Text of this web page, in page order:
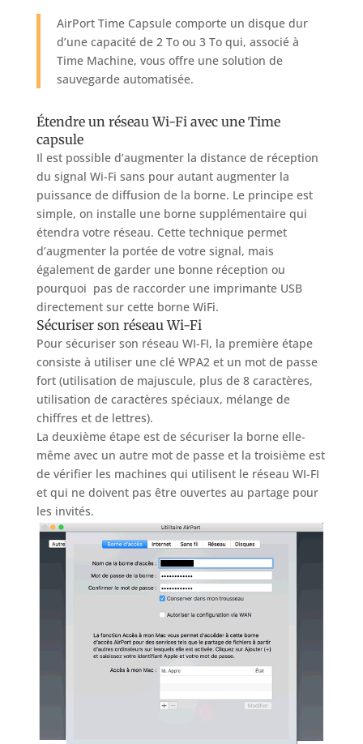
AirPort Time Capsule comporte un disque dur
d’une capacité de 2 To ou 3 To qui, associé à
Time Machine, vous offre une solution de
sauvegarde automatisée.
Étendre un réseau Wi-Fi avec une Time
capsule
Il est possible d’augmenter la distance de réception
du signal Wi-Fi sans pour autant augmenter la
puissance de diffusion de la borne. Le principe est
simple, on installe une borne supplémentaire qui
étendra votre réseau. Cette technique permet
d’augmenter la portée de votre signal, mais
également de garder une bonne réception ou
pourquoi pas de raccorder une imprimante USB
directement sur cette borne WiFi.
Sécuriser son réseau Wi-Fi
Pour sécuriser son réseau WI-FI, la première étape
consiste à utiliser une clé WPA2 et un mot de passe
fort (utilisation de majuscule, plus de 8 caractères,
utilisation de caractères spéciaux, mélange de
chiffres et de lettres).
La deuxième étape est de sécuriser la borne elle-
même avec un autre mot de passe et la troisième est
de vérifier les machines qui utilisent le réseau WI-FI
et qui ne doivent pas être ouvertes au partage pour
les invités.